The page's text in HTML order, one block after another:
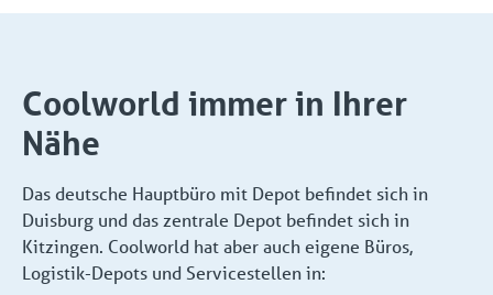
Coolworld immer in Ihrer
Nähe
Das deutsche Hauptbüro mit Depot befindet sich in
Duisburg und das zentrale Depot befindet sich in
Kitzingen. Coolworld hat aber auch eigene Büros,
Logistik-Depots und Servicestellen in: